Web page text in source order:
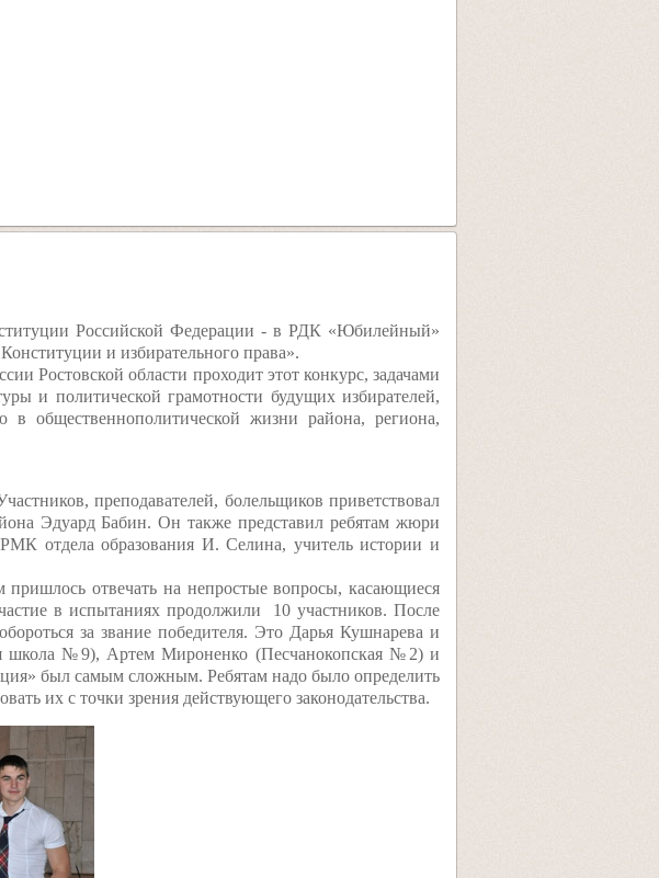
Российской Федерации - в РДК «Юбилейный»
и избирательного права».
Ростовской области проходит этот конкурс, задачами
и политической грамотности будущих избирателей,
в общественно­политической жизни района, региона,
преподавателей, болельщиков приветствовал
Эдуард Бабин. Он также представил ребятам жюри
отдела образования И. Селина, учитель истории и
пришлось отвечать на непростые вопросы, касающиеся
в испытаниях продолжили 10 участников. После
за звание победителя. Это Дарья Кушнарева и
школа №9), Артем Мироненко (Песчанокопская №2) и
был самым сложным. Ребятам надо было определить
их с точки зрения действующего законодательства.